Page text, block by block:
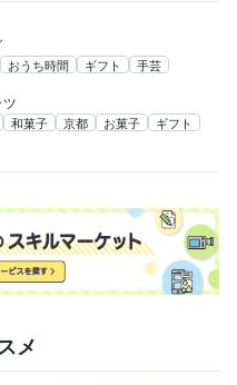
おうち時間 ギフト
手芸
和菓子 京都 お菓子
ギフト
メ